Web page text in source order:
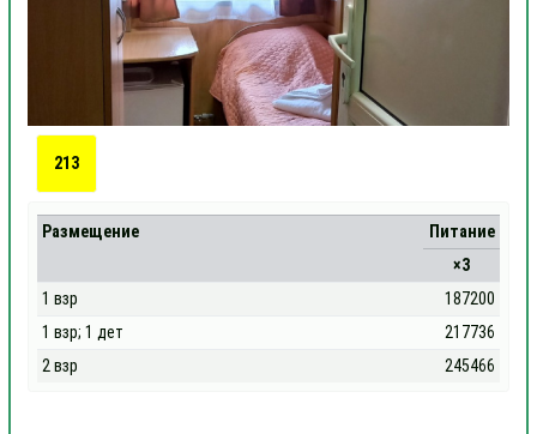
213
Размещение
Питание
×3
1 взр
187200
1 взр; 1 дет
217736
2 взр
245466